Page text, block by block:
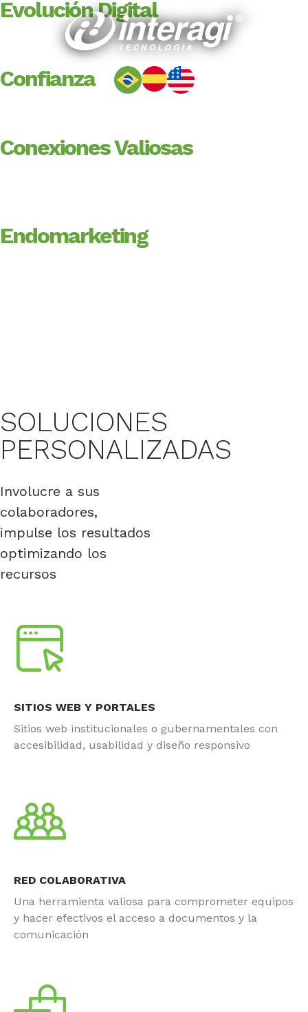
Evolución Digital
Invierte en soluciones
personalizadas y eficientes
Confianza
Conexiones Valiosas
Endomarketing
SOLUCIONES
PERSONALIZADAS
Involucre a sus
colaboradores,
impulse los resultados
optimizando los
recursos
SITIOS WEB Y PORTALES
Sitios web institucionales o gubernamentales con
accesibilidad, usabilidad y diseño responsivo
RED COLABORATIVA
Una herramienta valiosa para comprometer equipos
y hacer efectivos el acceso a documentos y la
comunicación